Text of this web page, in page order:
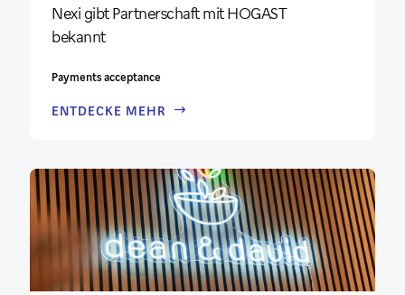
Nexi gibt Partnerschaft mit HOGAST
bekannt
Payments acceptance
ENTDECKE MEHR